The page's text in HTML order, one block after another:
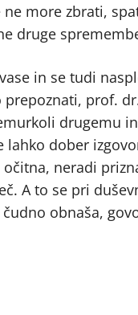
more zbrati,
druge
in se tudi
prepoznati, prof.
drugemu
dober
neradi
A to se pri
obnaša,